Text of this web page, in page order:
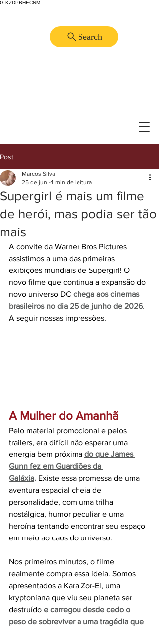
G-KZDPBHECNM
Search
Post
Supergirl é mais um filme
de herói, mas podia ser tão
mais
Marcos Silva
25 de jun. 4 min de leitura
A convite da Warner Bros Pictures
assistimos a uma das primeiras
exibições mundiais de Supergirl! O
novo filme que continua a expansão do
novo universo DC chega aos cinemas
brasileiros no dia 25 de junho de 2026.
A seguir nossas impressões.
A Mulher do Amanhã
Pelo material promocional e pelos
trailers, era difícil não esperar uma
energia bem próxima do que James
Gunn fez em Guardiões da
Galáxia. Existe essa promessa de uma
aventura espacial cheia de
personalidade, com uma trilha
nostálgica, humor peculiar e uma
heroína tentando encontrar seu espaço
em meio ao caos do universo.
Nos primeiros minutos, o filme
realmente compra essa ideia. Somos
apresentados a Kara Zor-El, uma
kryptoniana que viu seu planeta ser
destruído e carregou desde cedo o
peso de sobreviver a uma tragédia que